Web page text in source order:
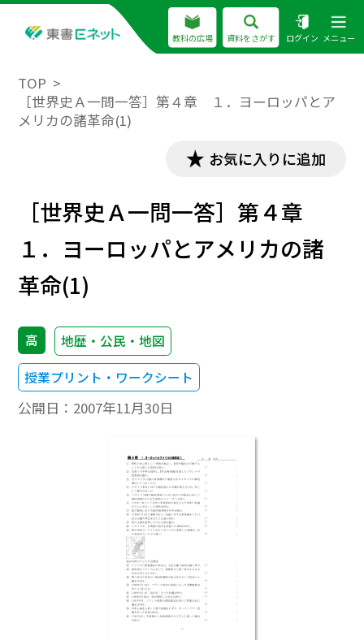
教科の広場 資料をさがす ログイン メニュー
TOP
［世界史Ａ一問一答］第４章 １．ヨーロッパとア
メリカの諸革命(1)
お気に入りに追加
［世界史Ａ一問一答］第４章
１．ヨーロッパとアメリカの諸
革命(1)
高
地歴・公民・地図
授業プリント・ワークシート
公開日： 2007年11月30日